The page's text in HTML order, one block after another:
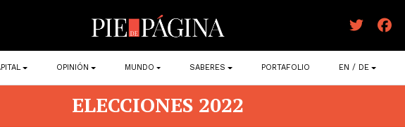
OPINIÓN MUNDO SABERES PORTAFOLIO EN / DE
ELECCIONES 2022